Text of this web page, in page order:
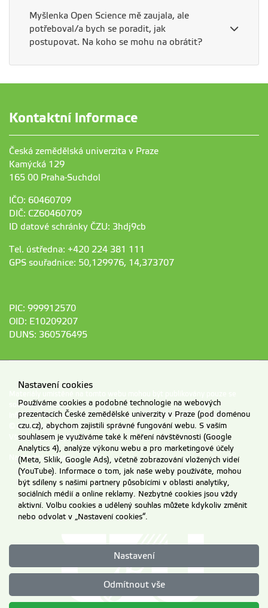
Myšlenka Open Science mě zaujala, ale
potřeboval/a bych se poradit, jak
postupovat. Na koho se mohu na obrátit?
Kontaktní informace
Česká zemědělská univerzita v Praze
Kamýcká 129
165 00 Praha-Suchdol
IČO: 60460709
DIČ: CZ60460709
ID datové schránky ČZU: 3hdj9cb
Tel. ústředna: +420 224 381 111
GPS souřadnice: 50,129976, 14,373707
PIC: 999912570
OID: E10209207
DUNS: 360576495
souhlasem ČZU.
Informace o zpracování a ochraně osobních údajů na ČZU v Praze.
© 2026 Česká zemědělská univerzita v Praze
Všechna práva vyhrazena
Nastavení cookies
Nastavení cookies
Používáme cookies a podobné technologie na webových
prezentacích České zemědělské univerzity v Praze (pod doménou
czu.cz), abychom zajistili správné fungování webu. S vaším
souhlasem je využíváme také k měření návštěvnosti (Google
Analytics 4), analýze výkonu webu a pro marketingové účely
(Meta, Sklik, Google Ads), včetně zobrazování vložených videí
(YouTube). Informace o tom, jak naše weby používáte, mohou
být sdíleny s našimi partnery působícími v oblasti analytiky,
sociálních médií a online reklamy. Nezbytné cookies jsou vždy
aktivní. Volbu cookies a udělený souhlas můžete kdykoliv změnit
nebo odvolat v „Nastavení cookies“.
Nastavení
Odmítnout vše